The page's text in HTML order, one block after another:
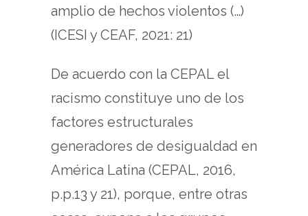
amplio de hechos violentos (…)
(ICESI y CEAF, 2021: 21)
De acuerdo con la CEPAL el
racismo constituye uno de los
factores estructurales
generadores de desigualdad en
América Latina (CEPAL, 2016,
p.p.13 y 21), porque, entre otras